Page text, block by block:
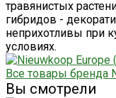
травянистых
гибридов -
неприхотливы при
условиях.
Все товары бренда
Вы смотрели